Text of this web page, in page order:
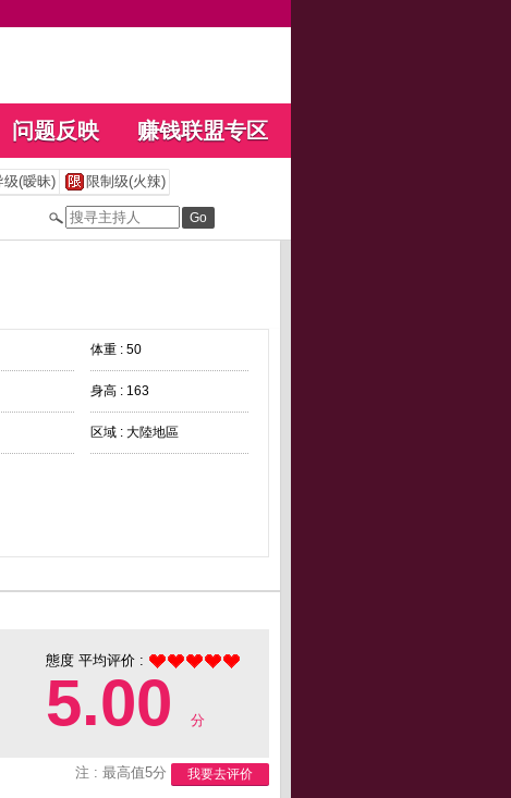
问题反映 赚钱联盟专区
级(暧昧) 限制级(火辣)
体重 : 50
身高 : 163
区域 : 大陸地區
態度 平均评价 :
5.00 分
注 : 最高值5分 我要去评价